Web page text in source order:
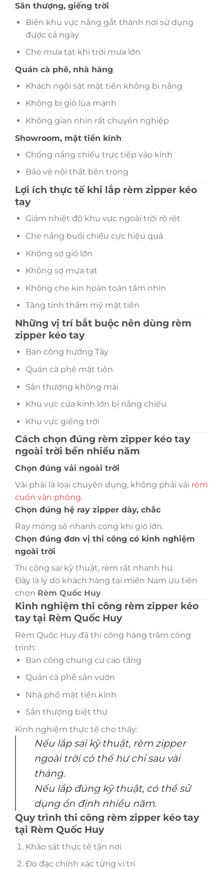
Sân thượng, giếng trời
Biến khu vực nắng gắt thành nơi sử dụng
được cả ngày
Che mưa tạt khi trời mưa lớn
Quán cà phê, nhà hàng
Khách ngồi sát mặt tiền không bị nắng
Không bị gió lùa mạnh
Không gian nhìn rất chuyên nghiệp
Showroom, mặt tiền kính
Chống nắng chiếu trực tiếp vào kính
Bảo vệ nội thất bên trong
Lợi ích thực tế khi lắp rèm zipper kéo
tay
Giảm nhiệt độ khu vực ngoài trời rõ rệt
Che nắng buổi chiều cực hiệu quả
Không sợ gió lớn
Không sợ mưa tạt
Không che kín hoàn toàn tầm nhìn
Tăng tính thẩm mỹ mặt tiền
Những vị trí bắt buộc nên dùng rèm
zipper kéo tay
Ban công hướng Tây
Quán cà phê mặt tiền
Sân thượng không mái
Khu vực cửa kính lớn bị nắng chiếu
Khu vực giếng trời
Cách chọn đúng rèm zipper kéo tay
ngoài trời bền nhiều năm
Chọn đúng vải ngoài trời
Vải phải là loại chuyên dụng, không phải vải rèm
cuốn văn phòng.
Chọn đúng hệ ray zipper dày, chắc
Ray mỏng sẽ nhanh cong khi gió lớn.
Chọn đúng đơn vị thi công có kinh nghiệm
ngoài trời
Thi công sai kỹ thuật, rèm rất nhanh hư.
Đây là lý do khách hàng tại miền Nam ưu tiên
chọn Rèm Quốc Huy.
Kinh nghiệm thi công rèm zipper kéo
tay tại Rèm Quốc Huy
Rèm Quốc Huy đã thi công hàng trăm công
trình:
Ban công chung cư cao tầng
Quán cà phê sân vườn
Nhà phố mặt tiền kính
Sân thượng biệt thự
Kinh nghiệm thực tế cho thấy:
Nếu lắp sai kỹ thuật, rèm zipper
ngoài trời có thể hư chỉ sau vài
tháng.
Nếu lắp đúng kỹ thuật, có thể sử
dụng ổn định nhiều năm.
Quy trình thi công rèm zipper kéo tay
tại Rèm Quốc Huy
Khảo sát thực tế tận nơi
Đo đạc chính xác từng vị trí